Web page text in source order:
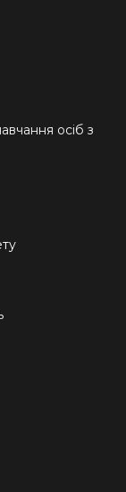
осіб з